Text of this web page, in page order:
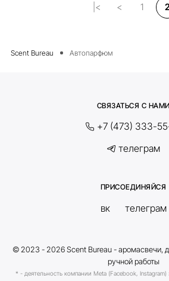
|< < 1
Автопарфюм
СВЯЗАТЬСЯ С НАМИ
+7 (473) 333-
телеграм
ПРИСОЕДИНЯЙСЯ
вк телеграм
© 2023 - 2026 Scent Bureau - аромасвечи,
ручной работы
* - деятельность компании Meta (Facebook,